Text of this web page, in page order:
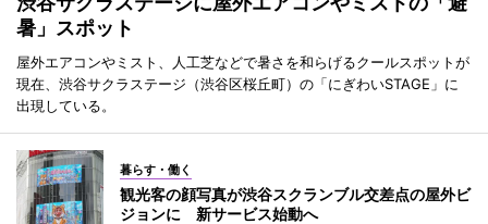
暑」スポット
屋外エアコンやミスト、人工芝などで暑さを和らげるクールスポットが
現在、渋谷サクラステージ（渋谷区桜丘町）の「にぎわいSTAGE」に
出現している。
暮らす・働く
観光客の顔写真が渋谷スクランブル交差点の屋外ビ
ジョンに 新サービス始動へ